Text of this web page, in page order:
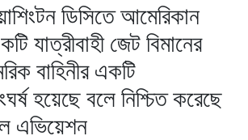
ডিসিতে আমেরিকান
যাত্রীবাহী জেট বিমানের
বাহিনীর একটি
হয়েছে বলে নিশ্চিত করেছে
এভিয়েশন